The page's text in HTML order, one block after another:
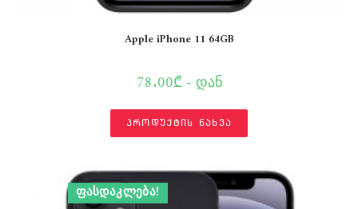
Apple iPhone 11 64GB
78.00₾ - დან
პროდუქტის ნახვა
ᲤᲐᲡᲓᲐᲙᲚᲔᲑᲐ!